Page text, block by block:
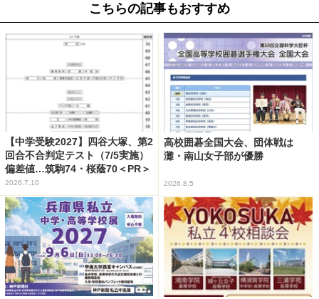
こちらの記事もおすすめ
【中学受験2027】四谷大塚、第2
回合不合判定テスト（7/5実施）
偏差値…筑駒74・桜蔭70＜PR＞
2026.7.10
高校囲碁全国大会、団体戦は
灘・南山女子部が優勝
2026.8.5